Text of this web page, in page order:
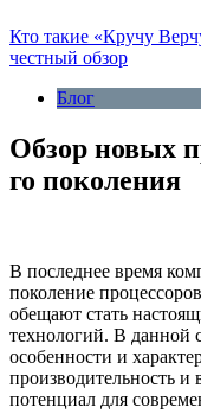
Кто такие «Кручу
честный обзор
Блог
Обзор новых
го поколения
В последнее время
поколение
обещают стать
технологий. В данной
особенности и
производительность
потенциал для